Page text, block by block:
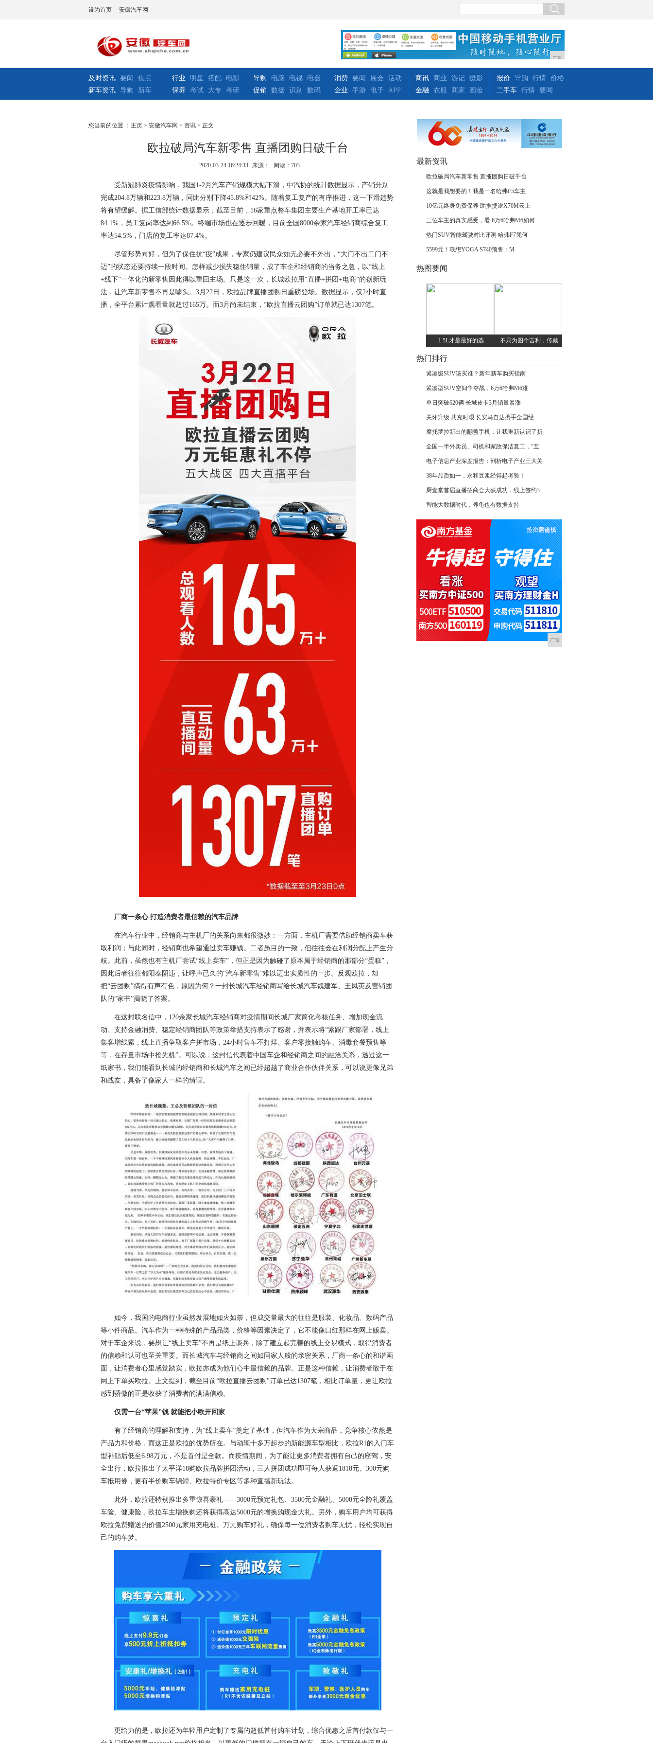
设为首页 安徽汽车网
广告
及时资讯 要闻
焦点
新车资讯 导购 新车
行业 明星 搭配
电影
保养 考试 大专 考研
导购 电脑 电视
电器
促销
数据 识别 数码
消费 要闻 展会
活动
企业
手游 电子 APP
商讯 商业 游记 摄影
金融
衣服 商家 画妆
报价 导购 行情 价格
二手车 行情 要闻
您当前的位置 ： 主页 > 安徽汽车网 > 资讯 > 正文
欧拉破局汽车新零售 直播团购日破千台
2020-03-24 16:24:33 来源： 阅读：703
受新冠肺炎疫情影响，我国1-2月汽车产销规模大幅下滑，中汽协的统计数据显示，产销分别
完成204.8万辆和223.8万辆，同比分别下降45.8%和42%。随着复工复产的有序推进，这一下滑趋势
将有望缓解。据工信部统计数据显示，截至目前，16家重点整车集团主要生产基地开工率已达
84.1%，员工复岗率达到66.5%。终端市场也在逐步回暖，目前全国8000余家汽车经销商综合复工
率达54.5%，门店的复工率达87.4%。
尽管形势向好，但为了保住抗“疫”成果，专家仍建议民众如无必要不外出，“大门不出二门不
迈”的状态还要持续一段时间。怎样减少损失稳住销量，成了车企和经销商的当务之急，以“线上
+线下”一体化的新零售因此得以重回主场。只是这一次，长城欧拉用“直播+拼团+电商”的创新玩
法，让汽车新零售不再是噱头。3月22日，欧拉品牌直播团购日重磅登场。数据显示，仅2小时直
播，全平台累计观看量就超过165万。而3月尚未结束，“欧拉直播云团购”订单就已达1307笔。
厂商一条心 打造消费者最信赖的汽车品牌
在汽车行业中，经销商与主机厂的关系向来都很微妙：一方面，主机厂需要借助经销商卖车获
取利润；与此同时，经销商也希望通过卖车赚钱。二者虽目的一致，但往往会在利润分配上产生分
歧。此前，虽然也有主机厂尝试“线上卖车”，但正是因为触碰了原本属于经销商的那部分“蛋糕”，
因此后者往往都阳奉阴违，让呼声已久的“汽车新零售”难以迈出实质性的一步。反观欧拉，却
把“云团购”搞得有声有色，原因为何？一封长城汽车经销商写给长城汽车魏建军、王凤英及营销团
队的“家书”揭晓了答案。
在这封联名信中，120余家长城汽车经销商对疫情期间长城厂家简化考核任务、增加现金流
动、支持金融消费、稳定经销商团队等政策举措支持表示了感谢，并表示将“紧跟厂家部署，线上
集客增线索，线上直播争取客户拼市场，24小时售车不打烊、客户零接触购车、消毒套餐预售等
等，在存量市场中抢先机”。可以说，这封信代表着中国车企和经销商之间的融洽关系，透过这一
纸家书，我们能看到长城的经销商和长城汽车之间已经超越了商业合作伙伴关系，可以说更像兄弟
和战友，具备了像家人一样的情谊。
如今，我国的电商行业虽然发展地如火如荼，但成交量最大的往往是服装、化妆品、数码产品
等小件商品。汽车作为一种特殊的产品品类，价格等因素决定了，它不能像口红那样在网上贩卖。
对于车企来说，要想让“线上卖车”不再是纸上谈兵，除了建立起完善的线上交易模式，取得消费者
的信赖和认可也至关重要。而长城汽车与经销商之间如同家人般的亲密关系，厂商一条心的和谐画
面，让消费者心里感觉踏实，欧拉亦成为他们心中最信赖的品牌。正是这种信赖，让消费者敢于在
网上下单买欧拉。上文提到，截至目前“欧拉直播云团购”订单已达1307笔，相比订单量，更让欧拉
感到骄傲的正是收获了消费者的满满信赖。
仅需一台“苹果”钱 就能把小欧开回家
有了经销商的理解和支持，为“线上卖车”奠定了基础，但汽车作为大宗商品，竞争核心依然是
产品力和价格，而这正是欧拉的优势所在。与动辄十多万起步的新能源车型相比，欧拉R1的入门车
型补贴后低至6.98万元，不是首付是全款。而疫情期间，为了能让更多消费者拥有自己的座驾，安
全出行，欧拉推出了太平洋18购欧拉品牌拼团活动，三人拼团成功即可每人获返1818元、300元购
车抵用券，更有半价购车锦鲤、欧拉特价专区等多种直播新玩法。
此外，欧拉还特别推出多重惊喜豪礼——3000元预定礼包、3500元金融礼、5000元全险礼覆盖
车险、健康险，欧拉车主增换购还将获得高达5000元的增换购现金大礼。另外，购车用户均可获得
欧拉免费赠送的价值2500元家用充电桩。万元购车好礼，确保每一位消费者购车无忧，轻松实现自
己的购车梦。
更给力的是，欧拉还为年轻用户定制了专属的超低首付购车计划，综合优惠之后首付款仅与一
最新资讯
欧拉破局汽车新零售 直播团购日破千台
这就是我想要的！我是一名哈弗F5车主
10亿元终身免费保养 助推捷途X70M云上
三位车主的真实感受，看 6万6哈弗M6如何
热门SUV智能驾驶对比评测 哈弗F7凭何
5599元！联想YOGA S740预售：M
热图要闻
1.5L才是最好的选 不只为图个吉利，传戴
热门排行
紧凑级SUV该买谁？新年新车购买指南
紧凑型SUV空间争夺战，6万6哈弗M6难
单日突破620辆 长城皮卡3月销量暴涨
关怀升级 共克时艰 长安马自达携手全国经
摩托罗拉新出的翻盖手机，让我重新认识了折
全国一半外卖员、司机和家政保洁复工，“互
电子信息产业深度报告：剖析电子产业三大关
38年品质如一，永和豆浆经得起考验！
厨壹堂首届直播招商会大获成功，线上签约3
智能大数据时代，养龟也有数据支持
广告